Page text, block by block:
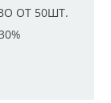
ОТ 50ШТ.